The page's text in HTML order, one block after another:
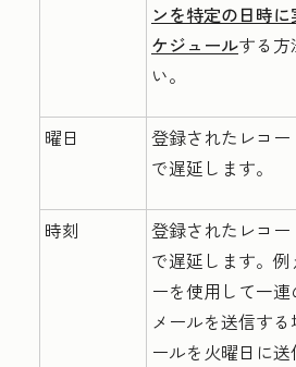
ンを特定の日時
ケジュールする
い。
曜日
登録されたレコ
で遅延します。
時刻
登録されたレコ
で遅延します。
ーを使用して一
メールを送信す
ールを火曜日に送